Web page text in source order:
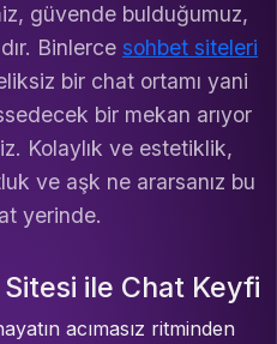
güvende bulduğumuz,
Binlerce sohbet siteleri
bir chat ortamı yani
bir mekan arıyor
Kolaylık ve estetiklik,
ve aşk ne ararsanız bu
yerinde.
ile Chat Keyfi
acımasız ritminden